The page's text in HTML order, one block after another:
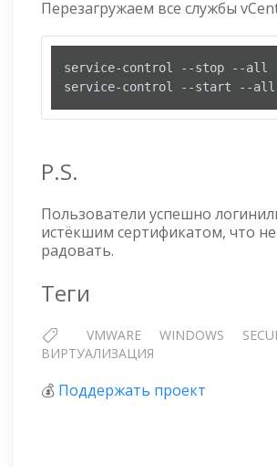
Перезагружаем все службы
service-control --stop --all
service-control --start --all
P.S.
Пользователи успешно
истёкшим сертификатом, что
радовать.
Теги
VMWARE WINDOWS
ВИРТУАЛИЗАЦИЯ
💰 Поддержать проект